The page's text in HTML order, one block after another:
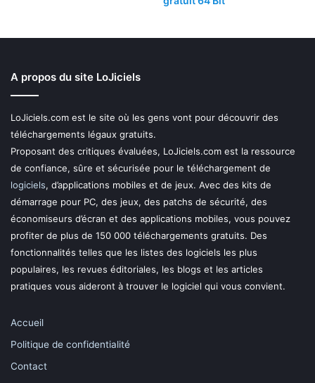
A propos du site LoJiciels
LoJiciels.com est le site où les gens vont pour découvrir des
téléchargements légaux gratuits.
Proposant des critiques évaluées, LoJiciels.com est la ressource
de confiance, sûre et sécurisée pour le téléchargement de
logiciels, d’applications mobiles et de jeux. Avec des kits de
démarrage pour PC, des jeux, des patchs de sécurité, des
économiseurs d’écran et des applications mobiles, vous pouvez
profiter de plus de 150 000 téléchargements gratuits. Des
fonctionnalités telles que les listes des logiciels les plus
populaires, les revues éditoriales, les blogs et les articles
pratiques vous aideront à trouver le logiciel qui vous convient.
Accueil
Politique de confidentialité
Contact